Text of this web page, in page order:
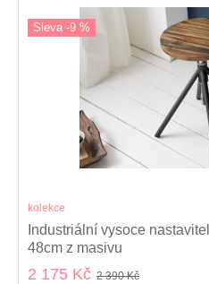
Sleva -9 %
kolekce
Industriální vysoce
48cm z masivu
2 175 Kč 2 390 Kč